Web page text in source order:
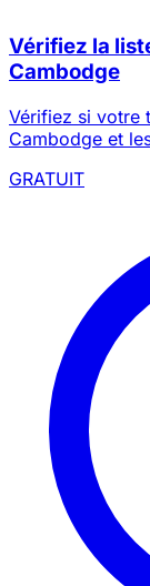
Vérifiez la
Cambodge
Vérifiez si votre
Cambodge et
GRATUIT